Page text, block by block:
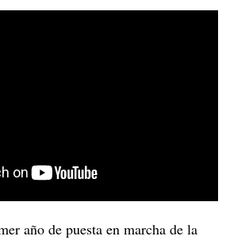
año de puesta en marcha de la